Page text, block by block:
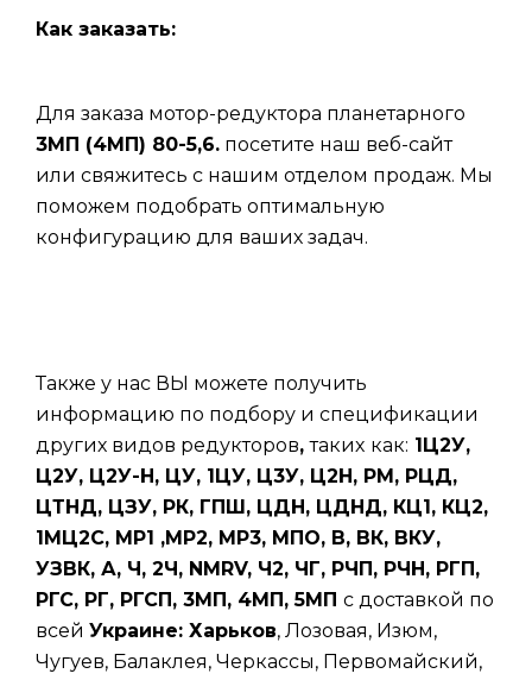
Как заказать:
Для заказа мотор-редуктора планетарного
3МП (4МП) 80-5,6. посетите наш веб-сайт
или свяжитесь с нашим отделом продаж. Мы
поможем подобрать оптимальную
конфигурацию для ваших задач.
Также у нас ВЫ можете получить
информацию по подбору и спецификации
других видов редукторов,таких как: 1Ц2У,
Ц2У, Ц2У-Н, ЦУ, 1ЦУ, Ц3У, Ц2Н, РМ, РЦД,
ЦТНД, ЦЗУ, РК, ГПШ, ЦДН, ЦДНД, КЦ1, КЦ2,
1МЦ2С, МР1 ,МР2, МР3, МПО, В, ВК, ВКУ,
УЗВК, А, Ч, 2Ч, NMRV, Ч2, ЧГ, РЧП, РЧН, РГП,
РГС, РГ, РГСП, 3МП, 4МП, 5МП с доставкой по
всей Украине: Харьков, Лозовая, Изюм,
Чугуев, Балаклея, Черкассы, Первомайский,